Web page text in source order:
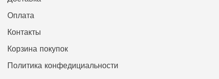
Оплата
Контакты
Корзина покупок
Политика конфедициальности